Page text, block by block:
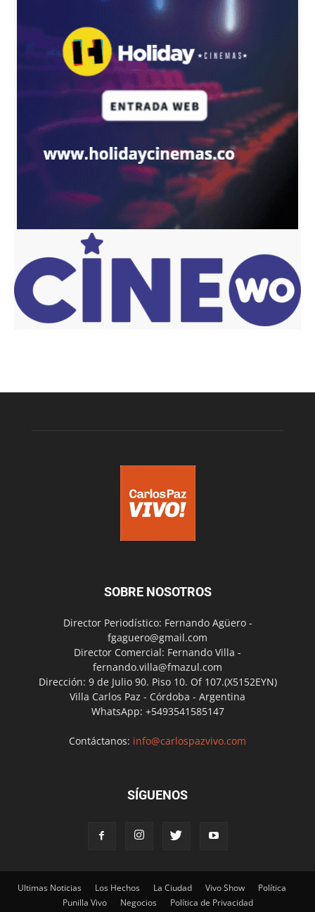
SOBRE NOSOTROS
Director Periodístico: Fernando Agüero -
fgaguero@gmail.com
Director Comercial: Fernando Villa -
fernando.villa@fmazul.com
Dirección: 9 de Julio 90. Piso 10. Of 107.(X5152EYN)
Villa Carlos Paz - Córdoba - Argentina
WhatsApp: +5493541585147
Contáctanos: info@carlospazvivo.com
SÍGUENOS
Ultimas Noticias Los Hechos La Ciudad Vivo Show
Política
Punilla Vivo
Negocios Política de Privacidad